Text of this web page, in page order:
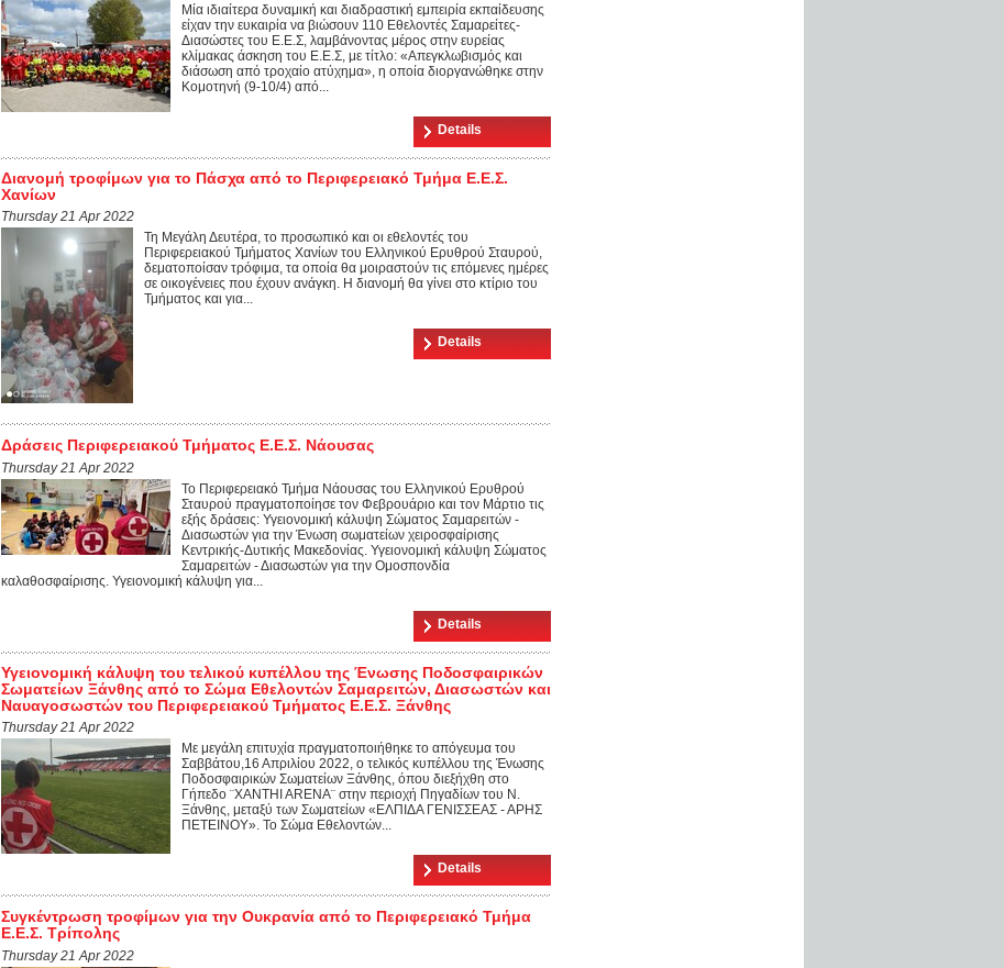
Μία ιδιαίτερα δυναμική και διαδραστική εμπειρία εκπαίδευσης
είχαν την ευκαιρία να βιώσουν 110 Εθελοντές Σαμαρείτες-
Διασώστες του Ε.Ε.Σ, λαμβάνοντας μέρος στην ευρείας
κλίμακας άσκηση του Ε.Ε.Σ, με τίτλο: «Απεγκλωβισμός και
διάσωση από τροχαίο ατύχημα», η οποία διοργανώθηκε στην
Κομοτηνή (9-10/4) από...
Details
Διανομή τροφίμων για το Πάσχα από το Περιφερειακό Τμήμα Ε.Ε.Σ.
Χανίων
Thursday 21 Apr 2022
Τη Mεγάλη Δευτέρα, το προσωπικό και οι εθελοντές του
Περιφερειακού Τμήματος Χανίων του Ελληνικού Ερυθρού Σταυρού,
δεματοποίσαν τρόφιμα, τα οποία θα μοιραστούν τις επόμενες ημέρες
σε οικογένειες που έχουν ανάγκη. Η διανομή θα γίνει στο κτίριο του
Τμήματος και για...
Details
Δράσεις Περιφερειακού Τμήματος Ε.Ε.Σ. Νάουσας
Thursday 21 Apr 2022
Το Περιφερειακό Τμήμα Νάουσας του Ελληνικού Ερυθρού
Σταυρού πραγματοποίησε τον Φεβρουάριο και τον Μάρτιο τις
εξής δράσεις: Υγειονομική κάλυψη Σώματος Σαμαρειτών -
Διασωστών για την Ένωση σωματείων χειροσφαίρισης
Κεντρικής-Δυτικής Μακεδονίας. Υγειονομική κάλυψη Σώματος
Σαμαρειτών - Διασωστών για την Ομοσπονδία
καλαθοσφαίρισης. Υγειονομική κάλυψη για...
Details
Υγειονομική κάλυψη του τελικού κυπέλλου της Ένωσης Ποδοσφαιρικών
Σωματείων Ξάνθης από το Σώμα Εθελοντών Σαμαρειτών, Διασωστών και
Ναυαγοσωστών του Περιφερειακού Τμήματος Ε.Ε.Σ. Ξάνθης
Thursday 21 Apr 2022
Με μεγάλη επιτυχία πραγματοποιήθηκε το απόγευμα του
Σαββάτου,16 Απριλίου 2022, ο τελικός κυπέλλου της Ένωσης
Ποδοσφαιρικών Σωματείων Ξάνθης, όπου διεξήχθη στο
Γήπεδο ¨XANTHI ARENA¨ στην περιοχή Πηγαδίων του Ν.
Ξάνθης, μεταξύ των Σωματείων «ΕΛΠΙΔΑ ΓΕΝΙΣΣΕΑΣ - ΑΡΗΣ
ΠΕΤΕΙΝΟΥ». Το Σώμα Εθελοντών...
Details
Συγκέντρωση τροφίμων για την Ουκρανία από το Περιφερειακό Τμήμα
Ε.Ε.Σ. Τρίπολης
Thursday 21 Apr 2022